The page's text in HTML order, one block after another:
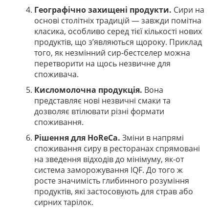
Географічно захищені продукти. Сири на
основі столітніх традицій — завжди помітна
класика, особливо серед тієї кількості нових
продуктів, що з’являються щороку. Приклад
того, як незмінний сир-бестселер можна
перетворити на щось незвичне для
споживача.
Кисломолочна продукція. Вона
представляє нові незвичні смаки та
дозволяє втілювати різні формати
споживання.
Рішення для HoReCa. Зміни в напрямі
споживання сиру в ресторанах спрямовані
на зведення відходів до мінімуму, як-от
система заморожування IQF. До того ж
росте значимість глибинного розуміння
продуктів, які застосовують для страв або
сирних тарілок.